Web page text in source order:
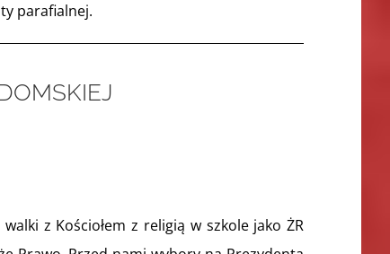
parafialnej.
z Kościołem z religią w szkole jako ŻR